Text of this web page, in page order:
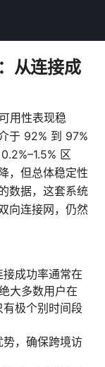
从连接成
用性表现稳
于 92% 到 97%
区
，但总体稳定性
数据，这套系统
向连接网，仍然
成功率通常在
大多数用户在
极个别时间段
，确保跨境访